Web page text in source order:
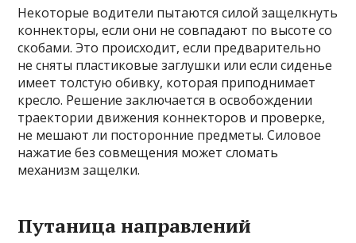
Некоторые водители пытаются силой защелкнуть
коннекторы, если они не совпадают по высоте со
скобами. Это происходит, если предварительно
не сняты пластиковые заглушки или если сиденье
имеет толстую обивку, которая приподнимает
кресло. Решение заключается в освобождении
траектории движения коннекторов и проверке,
не мешают ли посторонние предметы. Силовое
нажатие без совмещения может сломать
механизм защелки.
Путаница направлений